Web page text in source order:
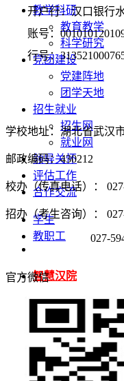
教学科研
教育教学
科学研究
党团建设
党建阵地
团学天地
招生就业
招生网
就业网
领导关怀
评估工作
合作交流
学生
教职工
智慧汉院
信息公开
邮件系统
人才招聘
开户行：汉口银行
账号：
行号：
学校地址：湖北省武汉
邮政编码：430212
校办（传真电话）：
招办（考生咨询）：
027-59410087
官方微信